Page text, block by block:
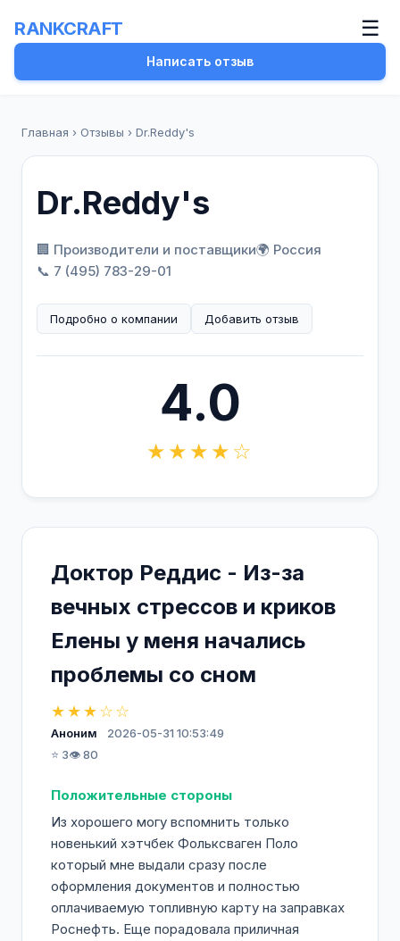
RANKCRAFT ☰
Написать отзыв
Главная › Отзывы › Dr.Reddy's
Dr.Reddy's
🏢 Производители и поставщики🌍 Россия
📞 7 (495) 783-29-01
Подробно о компании Добавить отзыв
4.0
★★★★☆
Доктор Реддис - Из-за
вечных стрессов и криков
Елены у меня начались
проблемы со сном
★★★☆☆
Аноним
2026-05-31 10:53:49
⭐ 3👁️ 80
Положительные стороны
Из хорошего могу вспомнить только
новенький хэтчбек Фольксваген Поло
который мне выдали сразу после
оформления документов и полностью
оплачиваемую топливную карту на заправках
Роснефть. Еще порадовала приличная